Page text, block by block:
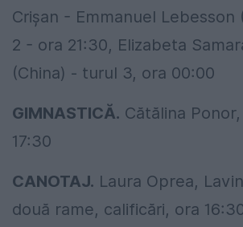
Crişan - Emmanuel
2 - ora 21:30, Elizabeta
(China) - turul 3, ora 00:00
GIMNASTICĂ. Cătălina
17:30
CANOTAJ. Laura Oprea,
două rame, calificări, ora